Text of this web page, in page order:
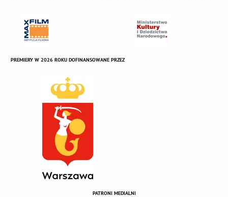
PREMIERY W 2026 ROKU DOFINANSOWANE PRZEZ
PATRONI MEDIALNI